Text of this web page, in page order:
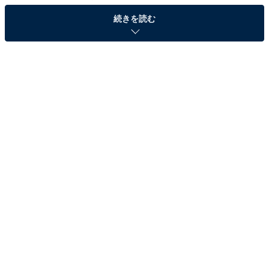
「《2WAY》液体ミニスプレーボトル」です。一見する
とシンプルな調味料ボトルのようですが、実はこれ、健
続きを読む